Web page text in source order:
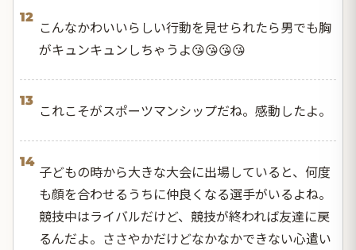
12
こんなかわいいらしい行動を見せられたら男でも胸
がキュンキュンしちゃうよ😘😘😘😘
13
これこそがスポーツマンシップだね。感動したよ。
14
子どもの時から大きな大会に出場していると、何度
も顔を合わせるうちに仲良くなる選手がいるよね。
競技中はライバルだけど、競技が終われば友達に戻
るんだよ。ささやかだけどなかなかできない心遣い